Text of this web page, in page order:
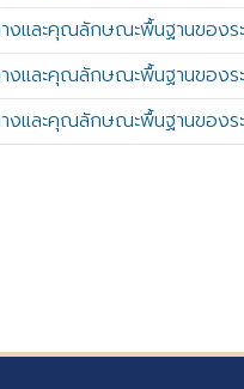
งและคุณลักษณะพื้นฐานของ
งและคุณลักษณะพื้นฐานของ
งและคุณลักษณะพื้นฐานของ